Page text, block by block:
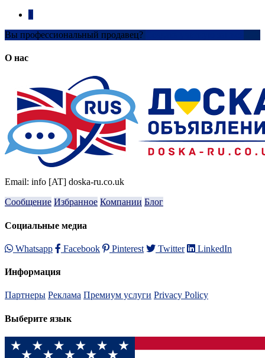
Вы профессиональный продавец?
О нас
Email: info [AT] doska-ru.co.uk
Сообщение Избранное Компании Блог
Социальные медиа
Whatsapp Facebook Pinterest Twitter LinkedIn
Информация
Партнеры Реклама Премиум услуги Privacy Policy
Выберите язык